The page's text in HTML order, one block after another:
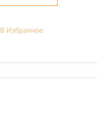
В Избранное